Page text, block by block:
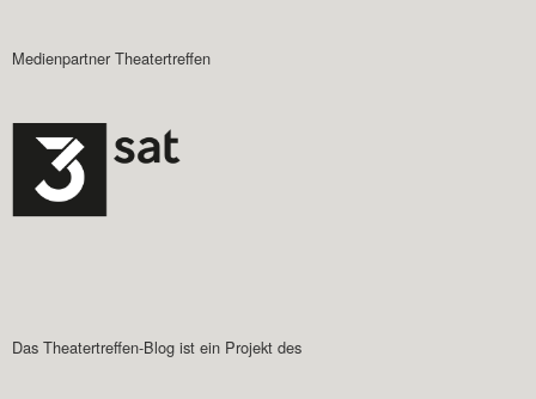
Medienpartner Theatertreffen
Das Theatertreffen-Blog ist ein Projekt des